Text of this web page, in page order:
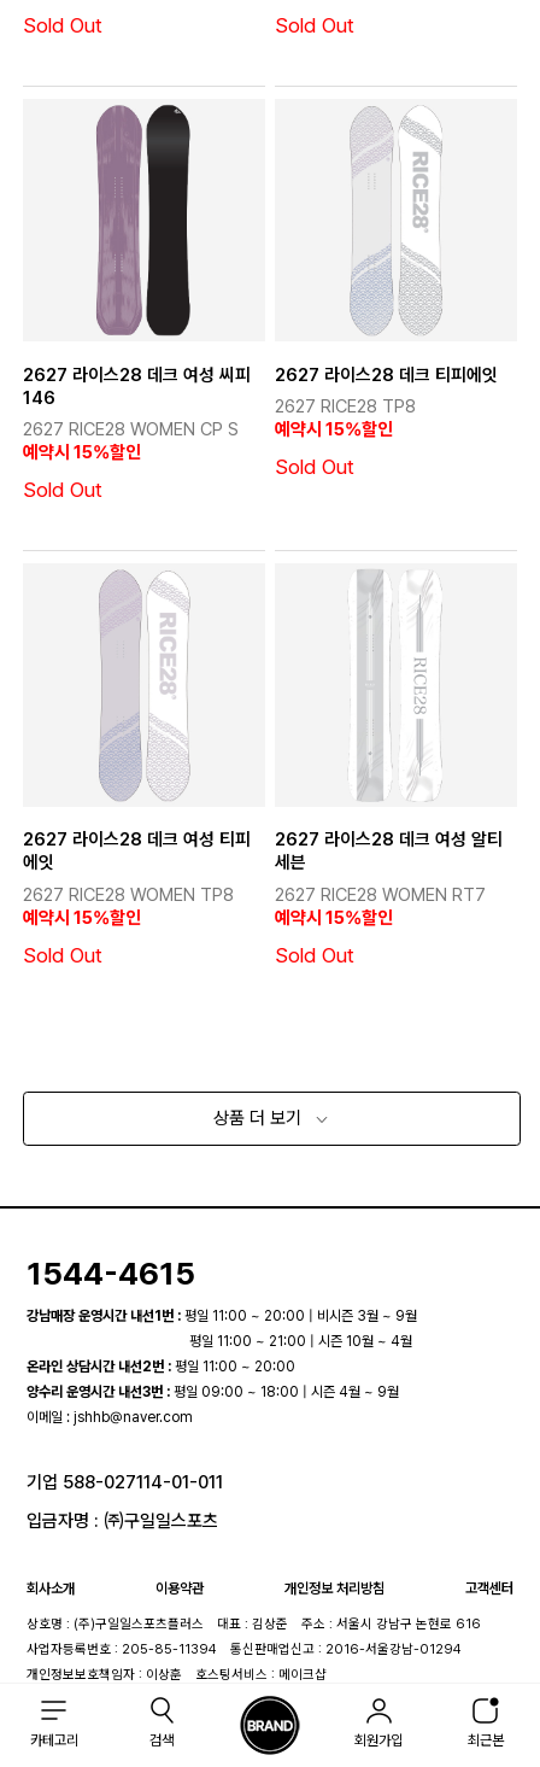
카테고리 검색 회원가입 최근본
Sold Out Sold Out
2627 라이스28 데크 여성 씨피
146
2627 RICE28 WOMEN CP S
예약시 15%할인
Sold Out
2627 라이스28 데크 티피에잇
2627 RICE28 TP8
예약시 15%할인
Sold Out
2627 라이스28 데크 여성 티피
에잇
2627 RICE28 WOMEN TP8
예약시 15%할인
Sold Out
2627 라이스28 데크 여성 알티
세븐
2627 RICE28 WOMEN RT7
예약시 15%할인
Sold Out
상품 더 보기
1544-4615
강남매장 운영시간 내선1번 : 평일 11:00 ~ 20:00 | 비시즌 3월 ~ 9월
평일 11:00 ~ 21:00 | 시즌 10월 ~ 4월
온라인 상담시간 내선2번 : 평일 11:00 ~ 20:00
양수리 운영시간 내선3번 : 평일 09:00 ~ 18:00 | 시즌 4월 ~ 9월
이메일 :jshhb@naver.com
기업 588-027114-01-011
입금자명 : ㈜구일일스포츠
회사소개 이용약관 개인정보 처리방침 고객센터
상호명 : (주)구일일스포츠플러스 대표 : 김상준
주소 : 서울시 강남구 논현로 616
사업자등록번호 : 205-85-11394
통신판매업신고 : 2016-서울강남-01294
개인정보보호책임자 : 이상훈
호스팅서비스 : 메이크샵